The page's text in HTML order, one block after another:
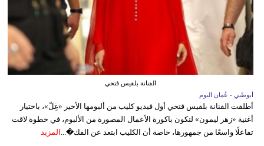
الفنانة بلقيس فتحي
أبوظبي - عُمان اليوم
أطلقت الفنانة بلقيس فتحي أول فيديو كليب من ألبومها الأخير «غِلّ»، باختيار
أغنية «زهر ليمون» لتكون باكورة الأعمال المصورة من الألبوم، في خطوة لاقت
تفاعلًا واسعًا من جمهورها، خاصة أن الكليب ابتعد عن الفك�... المزيد